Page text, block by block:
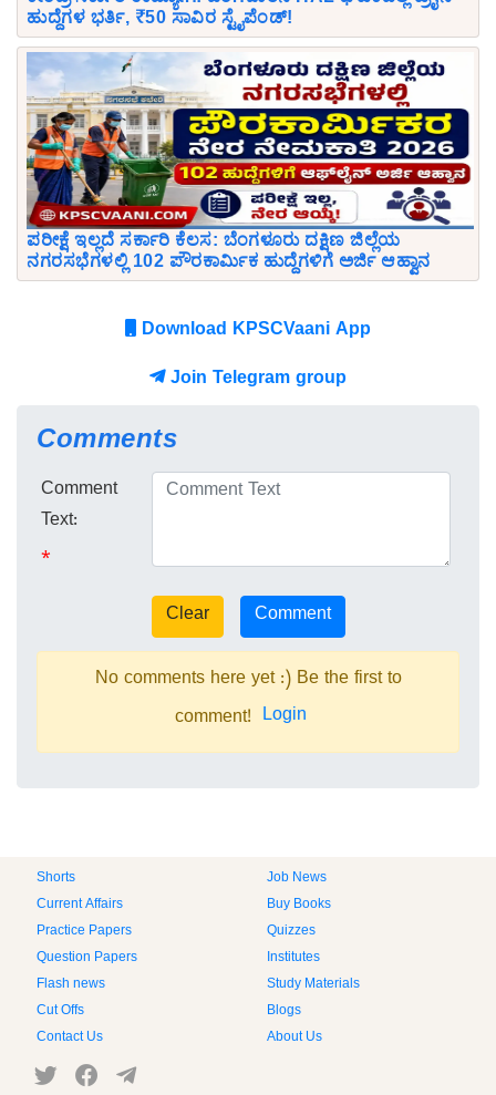
ಹುದ್ದೆಗಳ ಭರ್ತಿ, ₹50 ಸಾವಿರ ಸ್ಟೈಪೆಂಡ್!
ಪರೀಕ್ಷೆ ಇಲ್ಲದೆ ಸರ್ಕಾರಿ ಕೆಲಸ: ಬೆಂಗಳೂರು ದಕ್ಷಿಣ ಜಿಲ್ಲೆಯ
ನಗರಸಭೆಗಳಲ್ಲಿ 102 ಪೌರಕಾರ್ಮಿಕ ಹುದ್ದೆಗಳಿಗೆ ಅರ್ಜಿ ಆಹ್ವಾನ
Download KPSCVaani App
Join Telegram group
Comments
Comment
Text:
*
No comments here yet :) Be the first to
comment! Login
Shorts
Job News
Current Affairs
Buy Books
Practice Papers
Quizzes
Question Papers
Institutes
Flash news
Study Materials
Cut Offs
Blogs
Contact Us
About Us